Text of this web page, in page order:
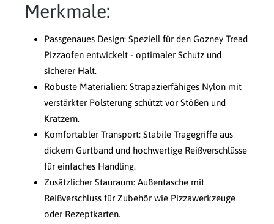
Merkmale:
Passgenaues Design: Speziell für den Gozney Tread
Pizzaofen entwickelt - optimaler Schutz und
sicherer Halt.
Robuste Materialien: Strapazierfähiges Nylon mit
verstärkter Polsterung schützt vor Stößen und
Kratzern.
Komfortabler Transport: Stabile Tragegriffe aus
dickem Gurtband und hochwertige Reißverschlüsse
für einfaches Handling.
Zusätzlicher Stauraum: Außentasche mit
Reißverschluss für Zubehör wie Pizzawerkzeuge
oder Rezeptkarten.